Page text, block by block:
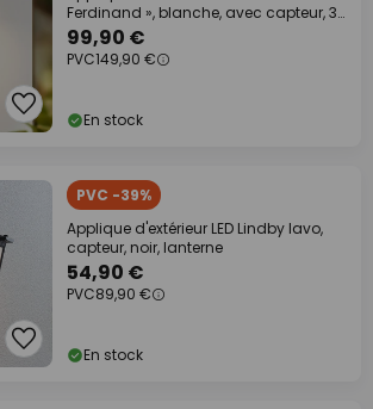
Ferdinand », blanche, avec capteur, 38
cm
99,90 €
PVC149,90 €
En stock
PVC -39%
Applique d'extérieur LED Lindby Iavo,
capteur, noir, lanterne
54,90 €
PVC89,90 €
En stock